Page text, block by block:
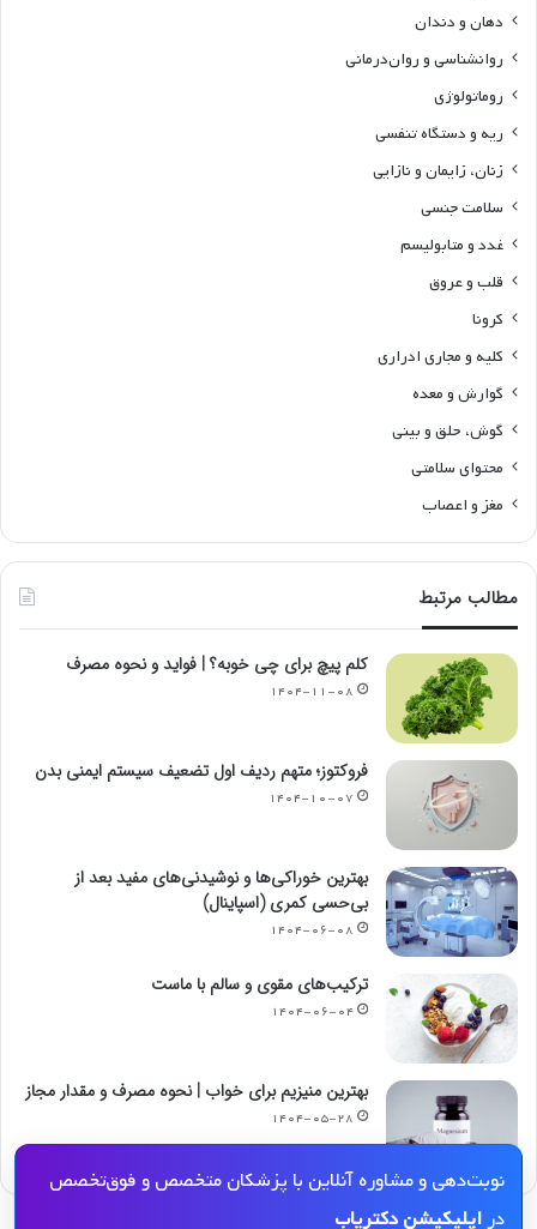
دهان و دندان
روانشناسی و روان‌درمانی
روماتولوژی
ریه و دستگاه تنفسی
زنان، زایمان و نازایی
سلامت جنسی
غدد و متابولیسم
قلب و عروق
کرونا
کلیه و مجاری ادراری
گوارش و معده
گوش، حلق و بینی
محتوای سلامتی
مغز و اعصاب
مطالب مرتبط
کلم پیچ برای چی خوبه؟ | فواید و نحوه مصرف
۱۴۰۴-۱۱-۰۸
فروکتوز؛ متهم ردیف اول تضعیف سیستم ایمنی بدن
۱۴۰۴-۱۰-۰۷
بهترین خوراکی‌ها و نوشیدنی‌های مفید بعد از
بی‌حسی کمری (اسپاینال)
۱۴۰۴-۰۶-۰۸
ترکیب‌های مقوی و سالم با ماست
۱۴۰۴-۰۶-۰۴
بهترین منیزیم برای خواب | نحوه مصرف و مقدار مجاز
۱۴۰۴-۰۵-۲۸
نوبت‌دهی و مشاوره آنلاین با پزشکان متخصص و فوق‌تخصص
دراپلیکیشن دکتریاب